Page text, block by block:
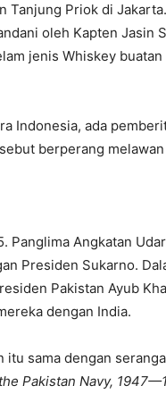
Tanjung Priok di
oleh Kapten
jenis Whiskey
Indonesia, ada
berperang melawan
Panglima Angkatan
Presiden Sukarno.
Pakistan Ayub
dengan India.
itu sama dengan
Pakistan Navy,